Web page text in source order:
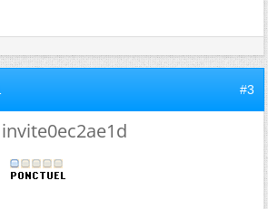
#3
invite0ec2ae1d